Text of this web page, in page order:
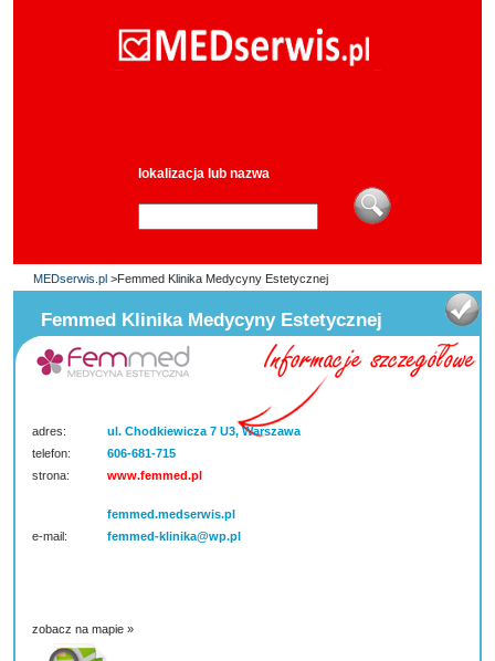
lokalizacja lub nazwa
MEDserwis.pl >Femmed Klinika Medycyny Estetycznej
Femmed Klinika Medycyny Estetycznej
adres:
ul. Chodkiewicza 7 U3, Warszawa
telefon:
606-681-715
strona:
www.femmed.pl
femmed.medserwis.pl
e-mail:
femmed-klinika@wp.pl
zobacz na mapie »